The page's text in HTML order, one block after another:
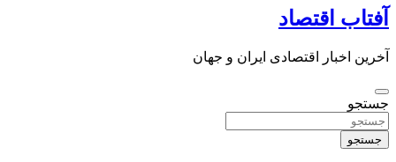
آفتاب اقتصاد
آخرین اخبار اقتصادی ایران و جهان
جستجو
جستجو